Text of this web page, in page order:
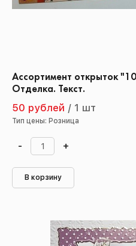
Ассортимент открыток
Отделка. Текст.
50 рублей / 1 шт
Тип цены: Розница
- +
В корзину